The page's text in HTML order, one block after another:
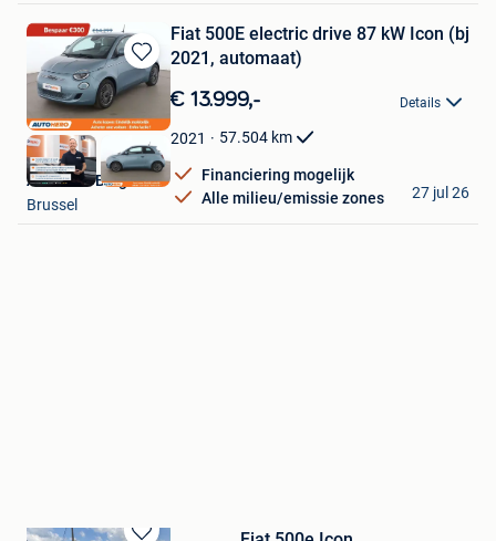
Bewaren
in
Favorieten
Fiat 500E electric drive 87 kW Icon (bj
2021, automaat)
€ 13.999,- Details
2021 57.504 km
Financiering mogelijk
Alle milieu/emissie zones
Autohero België
Brussel
27 jul 26